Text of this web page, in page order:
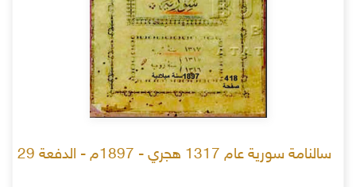
سالنامة سورية عام 1317 هجري - 1897م - الدفعة 29